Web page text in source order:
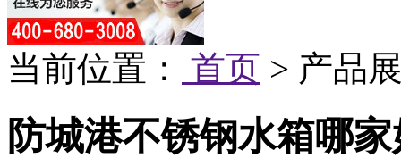
当前位置： 首页 > 产品
防城港不锈钢水箱哪